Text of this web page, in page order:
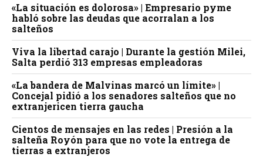
«La situación es dolorosa» | Empresario pyme
habló sobre las deudas que acorralan a los
salteños
Viva la libertad carajo | Durante la gestión Milei,
Salta perdió 313 empresas empleadoras
«La bandera de Malvinas marcó un límite» |
Concejal pidió a los senadores salteños que no
extranjericen tierra gaucha
Cientos de mensajes en las redes | Presión a la
salteña Royón para que no vote la entrega de
tierras a extranjeros